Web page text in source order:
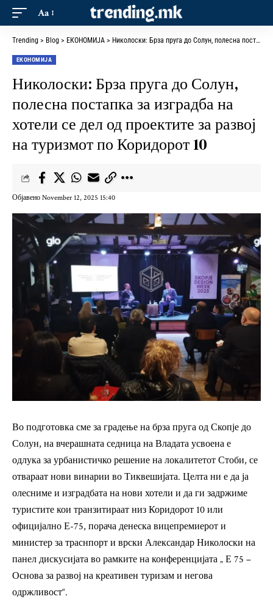
Aa
Trending > Blog > ЕКОНОМИЈА > Николоски: Брза пруга до Солун, полесна постапка за изградба на хотели се дел од проектите за развој на туризмот по Коридорот 10
ЕКОНОМИЈА
Николоски: Брза пруга до Солун,
полесна постапка за изградба на
хотели се дел од проектите за развој
на туризмот по Коридорот 10
Објавено November 12, 2025 15:40
Во подготовка сме за градење на брза пруга од Скопје до
Солун, на вчерашната седница на Владата усвоена е
одлука за урбанистичко решение на локалитетот Стоби, се
отвараат нови винарии во Тиквешијата. Целта ни е да ја
олесниме и изградбата на нови хотели и да ги задржиме
туристите кои транзитираат низ Коридорот 10 или
официјално Е-75, порача денеска вицепремиерот и
министер за траснпорт и врски Александар Николоски на
панел дискусијата во рамките на конференцијата „ Е 75 –
Основа за развој на креативен туризам и негова
одржливост“.